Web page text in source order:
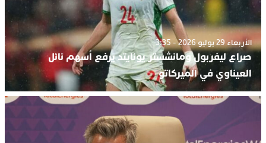
الأربعاء 29 يوليو 2026 - 3:35
صراع ليفربول ومانشستر يونايتد يرفع أسهم نائل
العيناوي في الميركاتو